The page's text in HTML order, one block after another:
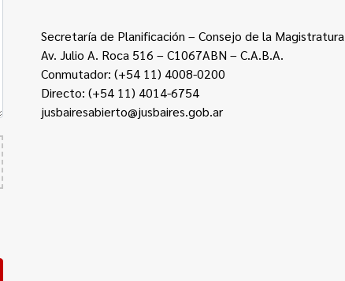
Secretaría de Planificación – Consejo de la Magistratura
Av. Julio A. Roca 516 – C1067ABN – C.A.B.A.
Conmutador: (+54 11) 4008-0200
Directo: (+54 11) 4014-6754
jusbairesabierto@jusbaires.gob.ar